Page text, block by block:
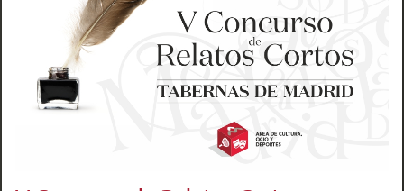
Hoy dedicamos el programa a LAS COMPETENCIAS MÁS
DEMANDADAS DE LA ARQUITECTURA TÉCNICA. Para ello
contamos con Jordi Plà, director de Plà y Associats. Con él,
analizamos qué competencias se valoran más, cómo están
cambiando las ofertas de empleo, qué papel juegan las
nuevas tecnologías y hacia dónde conviene orientar
nuestra carrera para no quedarnos atrás. Una conversación